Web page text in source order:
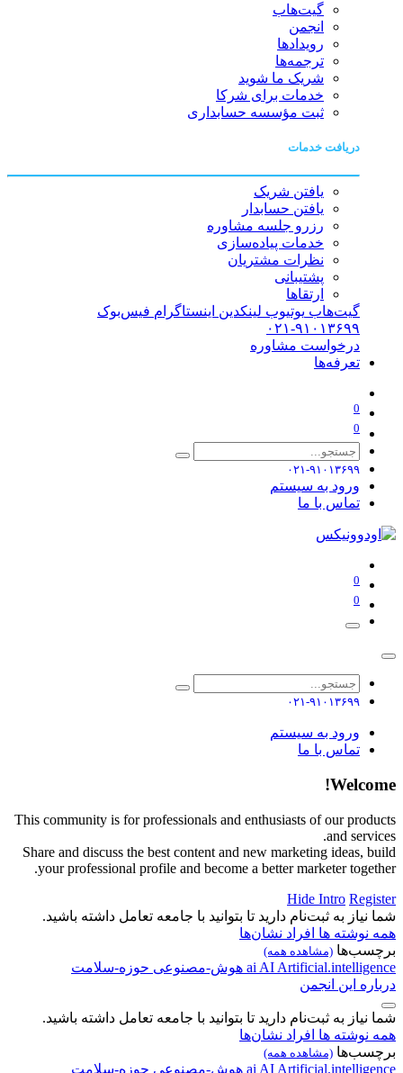
گیت‌هاب
انجمن
رویدادها
ترجمه‌ها
شریک ما شوید
خدمات برای شرکا
ثبت مؤسسه حسابداری
دریافت خدمات
یافتن شریک
یافتن حسابدار
رزرو جلسه مشاوره
خدمات پیاده‌سازی
نظرات مشتریان
پشتیبانی
ارتقاها
گیت‌هاب یوتیوب لینکدین اینستاگرام فیس‌بوک
۰۲۱-۹۱۰۱۳۶۹۹
درخواست مشاوره
تعرفه‌ها
0
0
۰۲۱-۹۱۰۱۳۶۹۹
ورود به سیستم
تماس با ما
0
0
۰۲۱-۹۱۰۱۳۶۹۹
ورود به سیستم
تماس با ما
Welcome!
This community is for professionals and enthusiasts of our products
and services.
Share and discuss the best content and new marketing ideas, build
your professional profile and become a better marketer together.
Hide Intro Register
شما نیاز به ثبت‌نام دارید تا بتوانید با جامعه تعامل داشته باشید.
همه نوشته ها افراد نشان‌ها
برچسب‌ها (مشاهده همه)
ai AI Artificial.intelligence هوش-مصنوعی حوزه-سلامت
درباره این انجمن
شما نیاز به ثبت‌نام دارید تا بتوانید با جامعه تعامل داشته باشید.
همه نوشته ها افراد نشان‌ها
برچسب‌ها (مشاهده همه)
ai AI Artificial.intelligence هوش-مصنوعی حوزه-سلامت